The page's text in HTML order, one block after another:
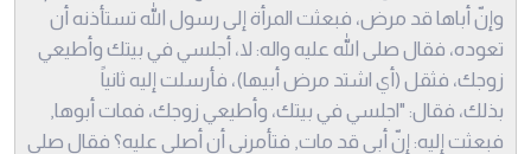
وإنّ أباها قد مرض، فبعثت المرأة إلى رسول الله تستأذنه أن
تعوده، فقال صلى الله عليه واله: لا، أجلسي في بيتك وأطيعي
زوجك، فثقل (أي اشتد مرض أبيها)، فأرسلت إليه ثانياً
بذلك، فقال: "اجلسي في بيتك، وأطيعي زوجك، فمات أبوها,
فبعثت إليه: إنّ أبي قد مات, فتأمرني أن أصلي عليه؟ فقال صلى